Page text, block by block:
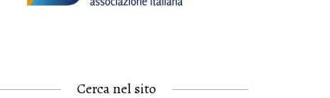
Cerca nel sito